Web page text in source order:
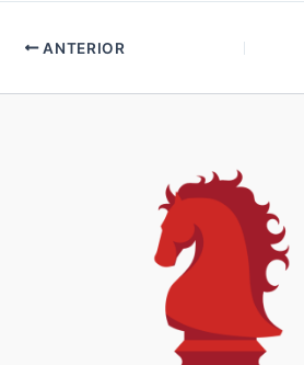
Agenda una visita
EdificioJulián Adame 175
ANTERIOR